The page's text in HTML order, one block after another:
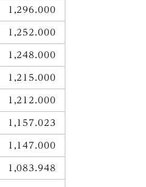
1,296.000
1,252.000
1,248.000
1,215.000
1,212.000
1,157.023
1,147.000
1,083.948